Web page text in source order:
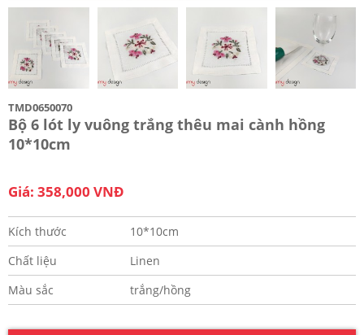
TMD0650070
Bộ 6 lót ly vuông trắng thêu mai cành hồng
10*10cm
Giá: 358,000 VNĐ
Kích thước
10*10cm
Chất liệu
Linen
Màu sắc
trắng/hồng